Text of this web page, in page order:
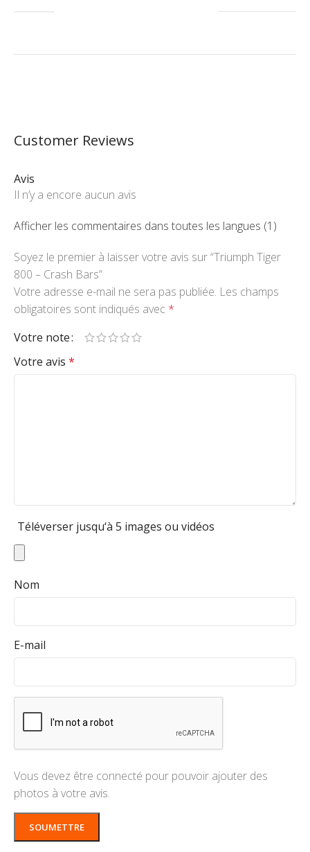
Customer Reviews
Avis
Il n’y a encore aucun avis
Afficher les commentaires dans toutes les langues (1)
Soyez le premier à laisser votre avis sur “Triumph Tiger
800 – Crash Bars”
Votre adresse e-mail ne sera pas publiée. Les champs
obligatoires sont indiqués avec *
Votre note
Votre avis *
Téléverser jusqu‘à 5 images ou vidéos
Nom
E-mail
Vous devez être connecté pour pouvoir ajouter des
photos à votre avis.